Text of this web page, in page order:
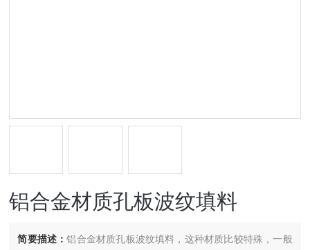
铝合金材质孔板波纹填料
简要描述：铝合金材质孔板波纹填料，这种材质比较特殊，一般